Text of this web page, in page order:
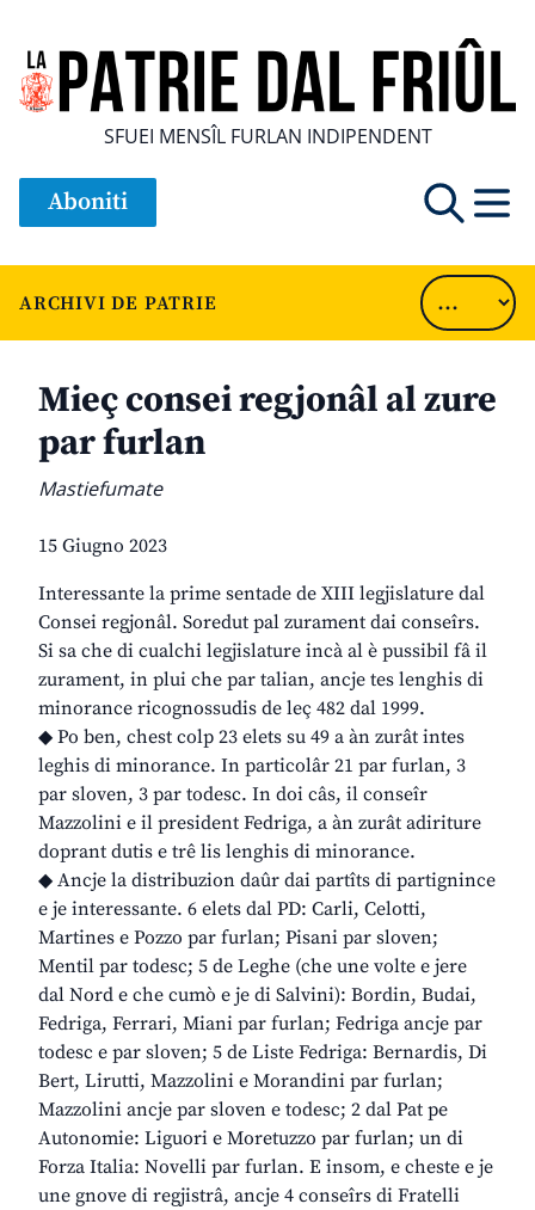
SFUEI MENSÎL FURLAN INDIPENDENT
Aboniti
ARCHIVI DE PATRIE
Mieç consei regjonâl al zure
par furlan
Mastiefumate
15 Giugno 2023
Interessante la prime sentade de XIII legjislature dal
Consei regjonâl. Soredut pal zurament dai conseîrs.
Si sa che di cualchi legjislature incà al è pussibil fâ il
zurament, in plui che par talian, ancje tes lenghis di
minorance ricognossudis de leç 482 dal 1999.
◆ Po ben, chest colp 23 elets su 49 a àn zurât intes
leghis di minorance. In particolâr 21 par furlan, 3
par sloven, 3 par todesc. In doi câs, il conseîr
Mazzolini e il president Fedriga, a àn zurât adiriture
doprant dutis e trê lis lenghis di minorance.
◆ Ancje la distribuzion daûr dai partîts di partignince
e je interessante. 6 elets dal PD: Carli, Celotti,
Martines e Pozzo par furlan; Pisani par sloven;
Mentil par todesc; 5 de Leghe (che une volte e jere
dal Nord e che cumò e je di Salvini): Bordin, Budai,
Fedriga, Ferrari, Miani par furlan; Fedriga ancje par
todesc e par sloven; 5 de Liste Fedriga: Bernardis, Di
Bert, Lirutti, Mazzolini e Morandini par furlan;
Mazzolini ancje par sloven e todesc; 2 dal Pat pe
Autonomie: Liguori e Moretuzzo par furlan; un di
Forza Italia: Novelli par furlan. E insom, e cheste e je
une gnove di regjistrâ, ancje 4 conseîrs di Fratelli